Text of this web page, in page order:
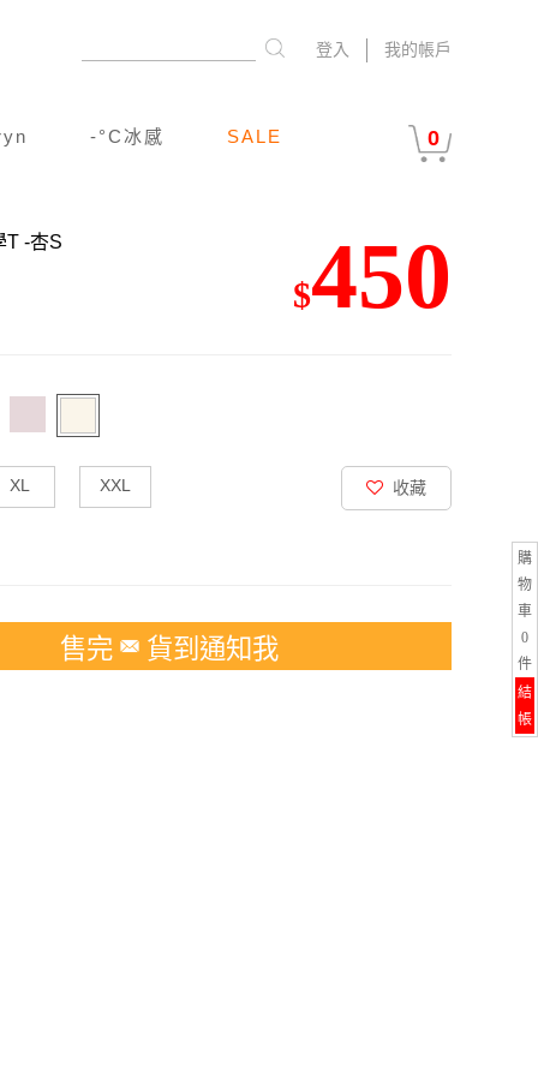
我的帳戶
登入
-°C冰感 SALE 0
購
物
車
0
件
結
帳
T -杏S
$450
XL XXL 收藏
售完 貨到通知我